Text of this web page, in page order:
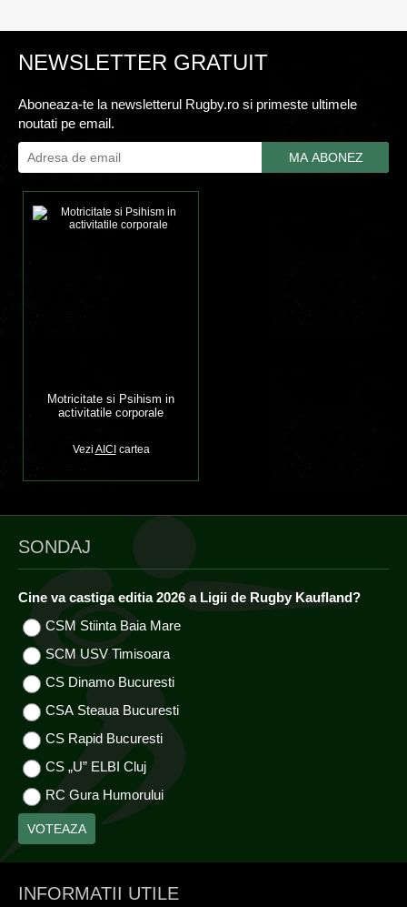
NEWSLETTER GRATUIT
Aboneaza-te la newsletterul Rugby.ro si primeste ultimele
noutati pe email.
Motricitate si Psihism in
activitatile corporale
Vezi AICIcartea
SONDAJ
Cine va castiga editia 2026 a Ligii de Rugby Kaufland?
CSM Stiinta Baia Mare
SCM USV Timisoara
CS Dinamo Bucuresti
CSA Steaua Bucuresti
CS Rapid Bucuresti
CS „U” ELBI Cluj
RC Gura Humorului
INFORMATII UTILE